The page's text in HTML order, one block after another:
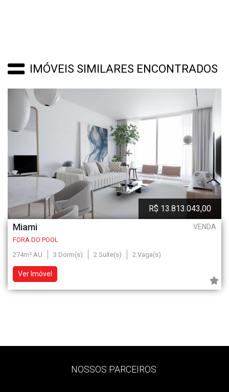
IMÓVEIS SIMILARES ENCONTRADOS
Miami VENDA
R$ 13.813.043,00
FORA DO POOL
274m² AU
3 Dorm(s) 2 Suíte(s) 2 Vaga(s)
Ver Imóvel
NOSSOS PARCEIROS: